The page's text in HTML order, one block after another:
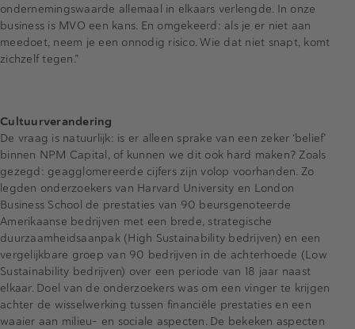
ondernemingswaarde allemaal in elkaars verlengde. In onze
business is MVO een kans. En omgekeerd: als je er niet aan
meedoet, neem je een onnodig risico. Wie dat niet snapt, komt
zichzelf tegen.”
Cultuurverandering
De vraag is natuurlijk: is er alleen sprake van een zeker ‘belief’
binnen NPM Capital, of kunnen we dit ook hard maken? Zoals
gezegd: geagglomereerde cijfers zijn volop voorhanden. Zo
legden onderzoekers van Harvard University en London
Business School de prestaties van 90 beursgenoteerde
Amerikaanse bedrijven met een brede, strategische
duurzaamheidsaanpak (High Sustainability bedrijven) en een
vergelijkbare groep van 90 bedrijven in de achterhoede (Low
Sustainability bedrijven) over een periode van 18 jaar naast
elkaar. Doel van de onderzoekers was om een vinger te krijgen
achter de wisselwerking tussen financiële prestaties en een
waaier aan milieu- en sociale aspecten. De bekeken aspecten